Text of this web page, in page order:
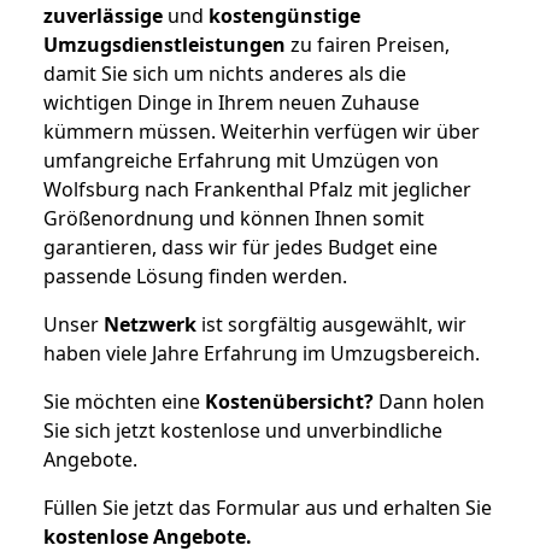
zuverlässige und kostengünstige
Umzugsdienstleistungen zu fairen Preisen,
damit Sie sich um nichts anderes als die
wichtigen Dinge in Ihrem neuen Zuhause
kümmern müssen. Weiterhin verfügen wir über
umfangreiche Erfahrung mit Umzügen von
Wolfsburg nach Frankenthal Pfalz mit jeglicher
Größenordnung und können Ihnen somit
garantieren, dass wir für jedes Budget eine
passende Lösung finden werden.
Unser Netzwerk ist sorgfältig ausgewählt, wir
haben viele Jahre Erfahrung im Umzugsbereich.
Sie möchten eine Kostenübersicht? Dann holen
Sie sich jetzt kostenlose und unverbindliche
Angebote.
Füllen Sie jetzt das Formular aus und erhalten Sie
kostenloseAngebote.